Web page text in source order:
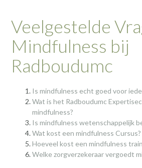
Veelgestelde
Mindfulness bij
Radboudumc
Is mindfulness echt goed voor
Wat is het Radboudumc
mindfulness?
Is mindfulness wetenschappelijk
Wat kost een mindfulness Cursus?
Hoeveel kost een mindfulness
Welke zorgverzekeraar vergoedt